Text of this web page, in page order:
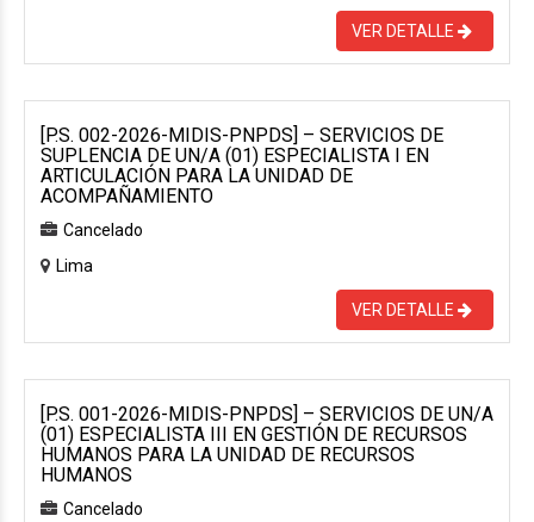
VER DETALLE
[P.S. 002-2026-MIDIS-PNPDS] – SERVICIOS DE
SUPLENCIA DE UN/A (01) ESPECIALISTA I EN
ARTICULACIÓN PARA LA UNIDAD DE
ACOMPAÑAMIENTO
Cancelado
Lima
VER DETALLE
[P.S. 001-2026-MIDIS-PNPDS] – SERVICIOS DE UN/A
(01) ESPECIALISTA III EN GESTIÓN DE RECURSOS
HUMANOS PARA LA UNIDAD DE RECURSOS
HUMANOS
Cancelado